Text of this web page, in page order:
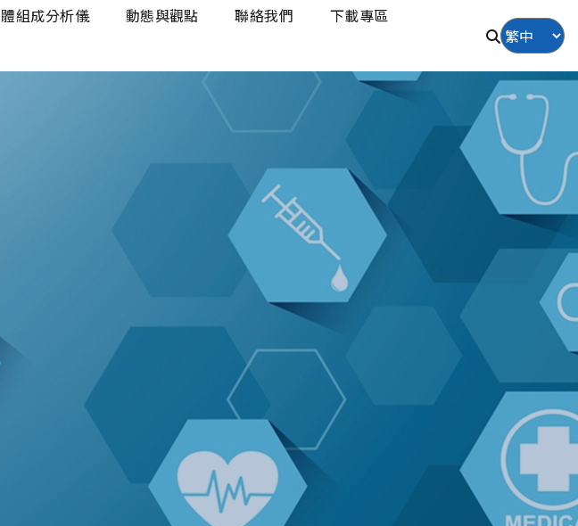
體組成分析儀 動態與觀點 聯絡我們 下載專區